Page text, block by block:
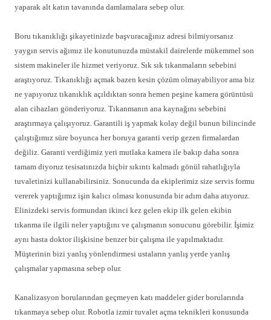
yaparak alt katın tavanında damlamalara sebep olur.
Boru tıkanıklığı şikayetinizde başvuracağınız adresi bilmiyorsanız
yaygın servis ağımız ile konutunuzda müstakil dairelerde mükemmel son
sistem makineler ile hizmet veriyoruz. Sık sık tıkanmaların sebebini
araştıyoruz. Tıkanıklığı açmak bazen kesin çözüm olmayabiliyor ama biz
ne yapıyoruz tıkanıklık açıldıktan sonra hemen peşine kamera görüntüsü
alan cihazları gönderiyoruz. Tıkanmanın ana kaynağını sebebini
araştırmaya çalışıyoruz. Garantili iş yapmak kolay değil bunun bilincinde
çalıştığımız süre boyunca her boruya garanti verip gezen firmalardan
değiliz. Garanti verdiğimiz yeri mutlaka kamera ile bakıp daha sonra
tamam diyoruz tesisatınızda hiçbir sıkıntı kalmadı gönül rahatlığıyla
tuvaletinizi kullanabilirsiniz. Sonucunda da ekiplerimiz size servis formu
vererek yaptığımız işin kalıcı olması konusunda bir adım daha atıyoruz.
Elinizdeki servis formundan ikinci kez gelen ekip ilk gelen ekibin
tıkanma ile ilgili neler yaptığını ve çalışmanın sonucunu görebilir. İşimiz
aynı hasta doktor ilişkisine benzer bir çalışma ile yapılmaktadır.
Müşterinin bizi yanlış yönlendirmesi ustaların yanlış yerde yanlış
çalışmalar yapmasına sebep olur.
Kanalizasyon borularından geçmeyen katı maddeler gider borularında
tıkanmaya sebep olur. Robotla izmir tuvalet açma teknikleri konusunda